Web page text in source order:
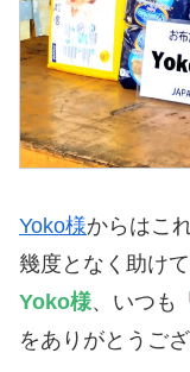
Yoko様からはこ
幾度となく助け
Yoko様、いつも「
をありがとうござ